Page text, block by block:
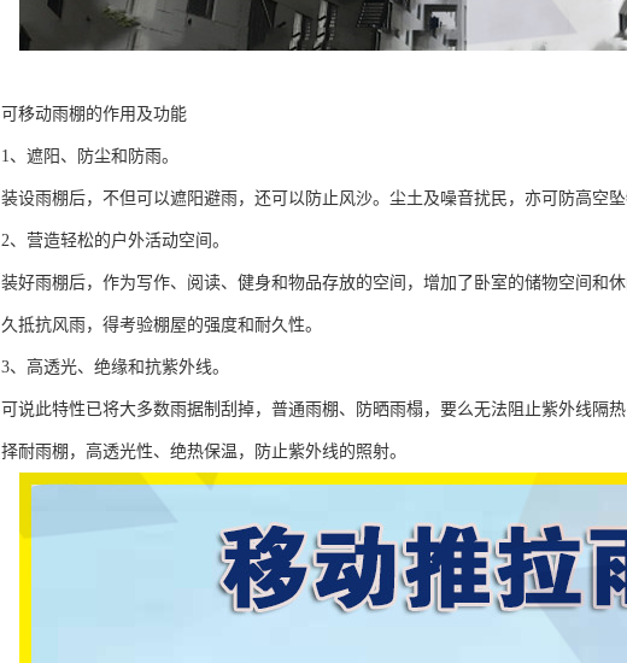
可移动雨棚的作用及功能
1、遮阳、防尘和防雨。
装设雨棚后，不但可以遮阳避雨，还可以防止风沙。尘土及噪音扰民，亦可防高空
2、营造轻松的户外活动空间。
装好雨棚后，作为写作、阅读、健身和物品存放的空间，增加了卧室的储物空间和
久抵抗风雨，得考验棚屋的强度和耐久性。
3、高透光、绝缘和抗紫外线。
可说此特性已将大多数雨据制刮掉，普通雨棚、防晒雨榻，要么无法阻止紫外线隔
择耐雨棚，高透光性、绝热保温，防止紫外线的照射。